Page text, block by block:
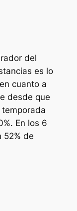
del
es lo
cuanto a
desde que
En los 6
52% de